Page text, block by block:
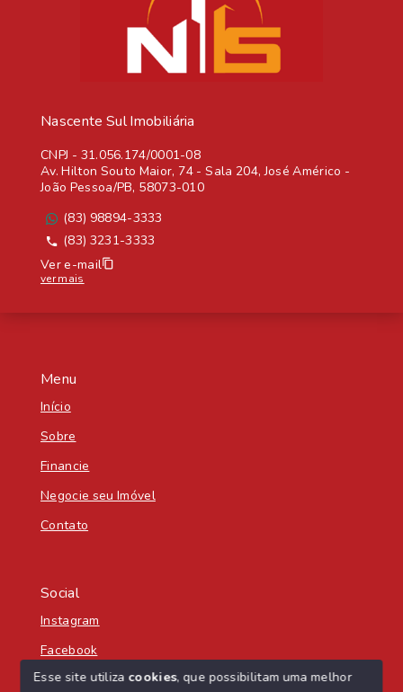
Menu
Início
Sobre
Financie
Negocie seu Imóvel
Contato
Social
Instagram
Facebook
Nascente Sul Imobiliária
CNPJ - 31.056.174/0001-08
Av. Hilton Souto Maior, 74 - Sala 204, José Américo -
João Pessoa/PB, 58073-010
(83) 98894-3333
(83) 3231-3333
Ver e-mail
ver mais
Esse site utiliza cookies, que possibilitam uma melhor